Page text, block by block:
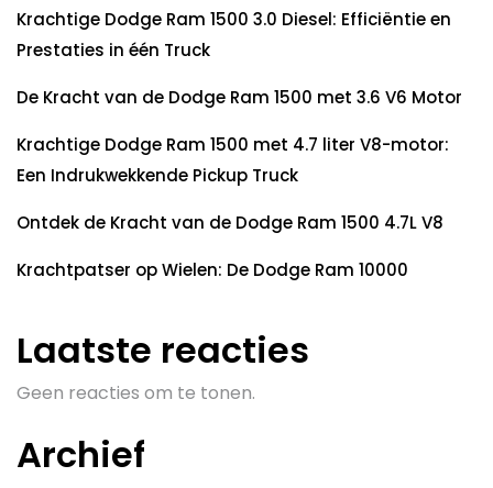
Krachtige Dodge Ram 1500 3.0 Diesel: Efficiëntie en
Prestaties in één Truck
De Kracht van de Dodge Ram 1500 met 3.6 V6 Motor
Krachtige Dodge Ram 1500 met 4.7 liter V8-motor:
Een Indrukwekkende Pickup Truck
Ontdek de Kracht van de Dodge Ram 1500 4.7L V8
Krachtpatser op Wielen: De Dodge Ram 10000
Laatste reacties
Geen reacties om te tonen.
Archief